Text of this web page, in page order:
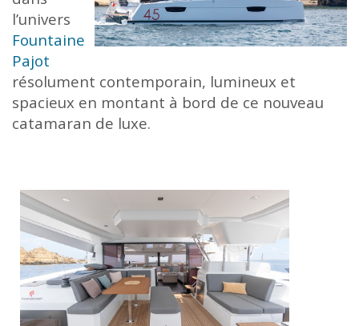
l’univers
Fountaine
Pajot
résolument contemporain, lumineux et
spacieux en montant à bord de ce nouveau
catamaran de luxe.